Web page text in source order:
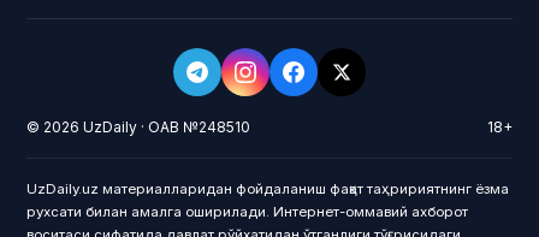
© 2026 UzDaily · ОАВ №248510 18+
UzDaily.uz материалларидан фойдаланиш фақат таҳририятнинг ёзма
рухсати билан амалга оширилади. Интернет-оммавий ахборот